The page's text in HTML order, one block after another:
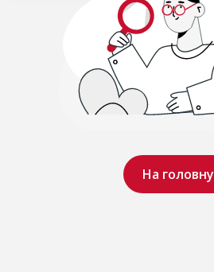
На головну